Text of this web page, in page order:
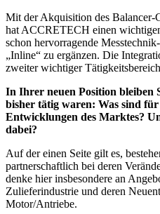
Mit der Akquisition des Balancer-
hat ACCRETECH einen
schon hervorragende
„Inline“ zu ergänzen. Die
zweiter wichtiger
In Ihrer neuen Position bleiben
bisher tätig waren: Was sind für
Entwicklungen des Marktes?
dabei?
Auf der einen Seite gilt es,
partnerschaftlich bei deren
denke hier insbesondere an
Zulieferindustrie und deren
Motor/Antriebe.